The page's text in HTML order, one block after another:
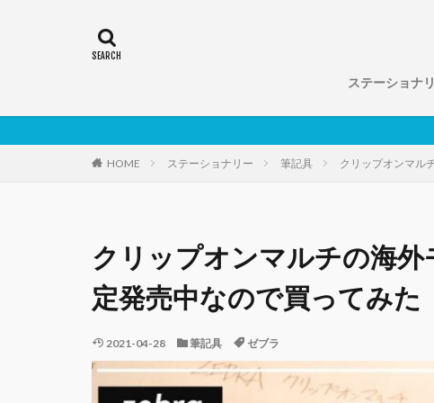
ステーショナ
ノートブック
手帳
筆記具
HOME ステーショナリー 筆記具 クリップオンマル
クリップオンマルチの海
定発売中なので買ってみた
2021-04-28 筆記具 ゼブラ